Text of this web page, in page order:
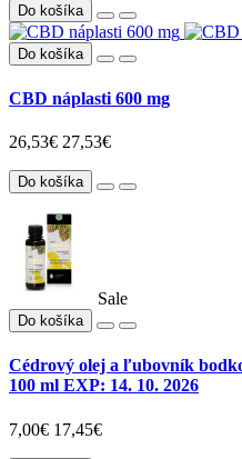
Do košíka
Do košíka
CBD náplasti 600 mg
26,53€ 27,53€
Do košíka
Sale
Do košíka
Cédrový olej a ľubovník
100 ml EXP: 14. 10. 2026
7,00€ 17,45€